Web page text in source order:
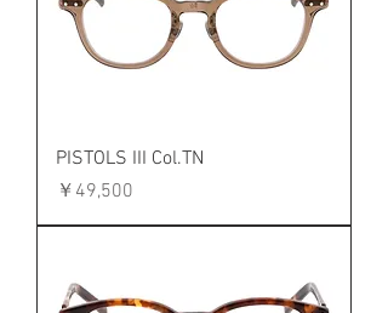
PISTOLS III Col.TN
価格
￥49,500